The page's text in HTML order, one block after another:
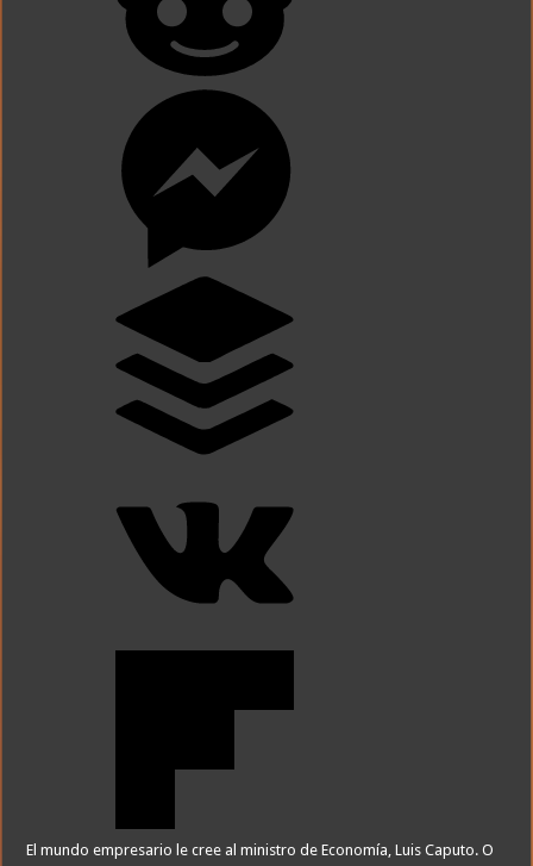
El mundo empresario le cree al ministro de Economía, Luis Caputo. O